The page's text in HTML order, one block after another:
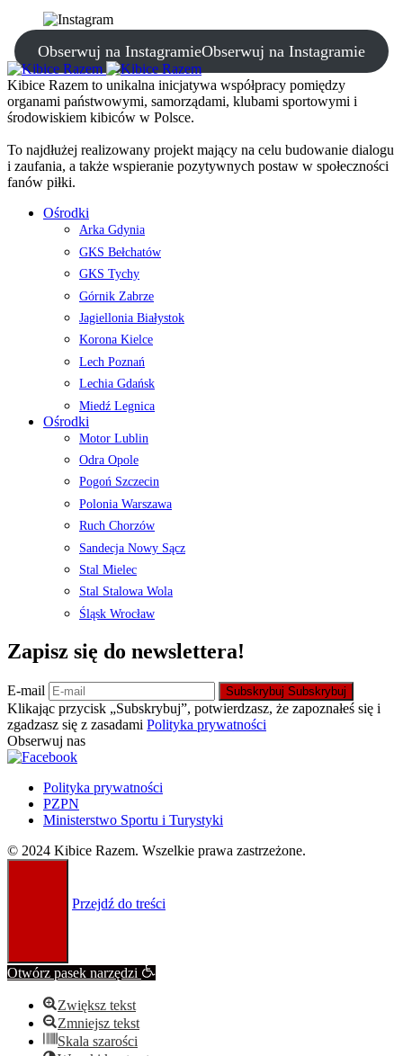
Obserwuj na InstagramieObserwuj na Instagramie
Kibice Razem to unikalna inicjatywa współpracy pomiędzy
organami państwowymi, samorządami, klubami sportowymi i
środowiskiem kibiców w Polsce.
To najdłużej realizowany projekt mający na celu budowanie dialogu
i zaufania, a także wspieranie pozytywnych postaw w społeczności
fanów piłki.
Ośrodki
Arka Gdynia
GKS Bełchatów
GKS Tychy
Górnik Zabrze
Jagiellonia Białystok
Korona Kielce
Lech Poznań
Lechia Gdańsk
Miedź Legnica
Ośrodki
Motor Lublin
Odra Opole
Pogoń Szczecin
Polonia Warszawa
Ruch Chorzów
Sandecja Nowy Sącz
Stal Mielec
Stal Stalowa Wola
Śląsk Wrocław
Zapisz się do newslettera!
E-mail Subskrybuj Subskrybuj
Klikając przycisk „Subskrybuj”, potwierdzasz, że zapoznałeś się i
zgadzasz się z zasadami Polityka prywatności
Obserwuj nas
Polityka prywatności
PZPN
Ministerstwo Sportu i Turystyki
© 2024 Kibice Razem. Wszelkie prawa zastrzeżone.
Przejdź do treści
Otwórz pasek narzędzi
Zwiększ tekst
Zmniejsz tekst
Skala szarości